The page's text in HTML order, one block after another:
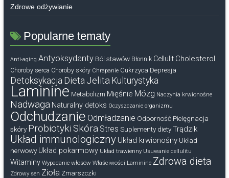
Zdrowe odżywianie
Popularne tematy
Anti-aging Antyoksydanty Ból stawów Błonnik Cellulit Cholesterol
Choroby serca Choroby skóry Chrapanie Cukrzyca Depresja
Detoksykacja Dieta Jelita Kulturystyka
Laminine Metabolizm Mięśnie Mózg Naczynia krwionośne
Nadwaga Naturalny detoks Oczyszczanie organizmu
Odchudzanie Odmładzanie Odporność Pielęgnacja
skóry Probiotyki Skóra Stres Suplementy diety Trądzik
Układ immunologiczny Układ krwionośny Układ
nerwowy Układ pokarmowy Układ trawienny Usuwanie cellulitu
Witaminy Wypadanie włosów Właściwości Laminine Zdrowa dieta
Zdrowy sen Zioła Zmarszczki